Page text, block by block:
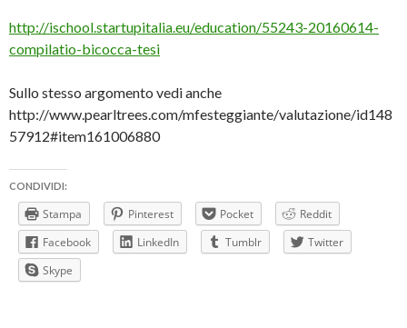
http://ischool.startupitalia.eu/education/55243-20160614-
compilatio-bicocca-tesi
Sullo stesso argomento vedi anche
http://www.pearltrees.com/mfesteggiante/valutazione/id148
57912#item161006880
CONDIVIDI:
Stampa Pinterest Pocket
Reddit
Facebook
LinkedIn Tumblr
Twitter
Skype